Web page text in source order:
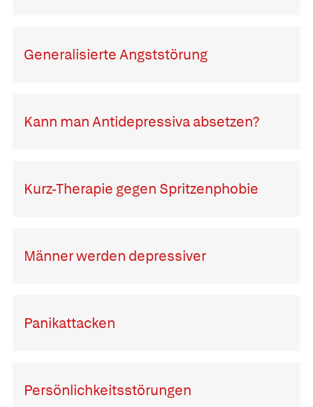
Generalisierte Angststörung
Kann man Antidepressiva absetzen?
Kurz-Therapie gegen Spritzenphobie
Männer werden depressiver
Panikattacken
Persönlichkeitsstörungen